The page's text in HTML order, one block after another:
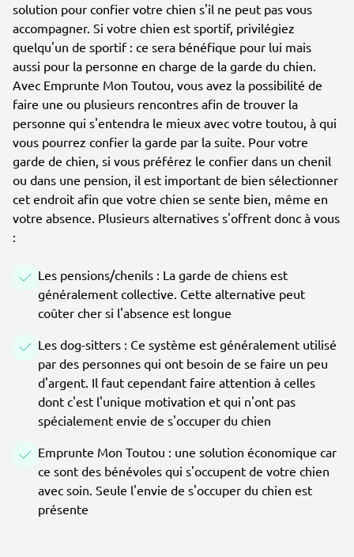
solution pour confier votre chien s'il ne peut pas vous
accompagner. Si votre chien est sportif, privilégiez
quelqu'un de sportif : ce sera bénéfique pour lui mais
aussi pour la personne en charge de la garde du chien.
Avec Emprunte Mon Toutou, vous avez la possibilité de
faire une ou plusieurs rencontres afin de trouver la
personne qui s'entendra le mieux avec votre toutou, à qui
vous pourrez confier la garde par la suite. Pour votre
garde de chien, si vous préférez le confier dans un chenil
ou dans une pension, il est important de bien sélectionner
cet endroit afin que votre chien se sente bien, même en
votre absence. Plusieurs alternatives s'offrent donc à vous
:
Les pensions/chenils : La garde de chiens est
généralement collective. Cette alternative peut
coûter cher si l'absence est longue
Les dog-sitters : Ce système est généralement utilisé
par des personnes qui ont besoin de se faire un peu
d'argent. Il faut cependant faire attention à celles
dont c'est l'unique motivation et qui n'ont pas
spécialement envie de s'occuper du chien
Emprunte Mon Toutou : une solution économique car
ce sont des bénévoles qui s'occupent de votre chien
avec soin. Seule l'envie de s'occuper du chien est
présente